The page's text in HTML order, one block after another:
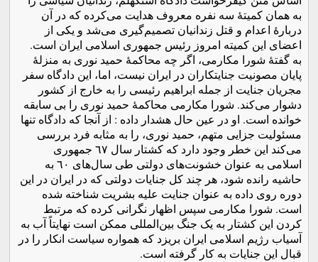
به همان کمیتۀ سه نفره معروف هدایت می‌کرده که در آن
دربارۀ اعدام و قتل زندانیان تصمیم‌گیری می‌شد و یکی از
اعضای این کمیته امروز رئیس جمهوری اسلامی ایران است.
به گفتۀ شورا مکارمی، اگر چه محاکمۀ حمید نوری به منزلۀ
پایان مصونیت جنایتکاران در ایران نیست، اما، این دادگاه سفر
مجریان جنایت از جمله ابراهیم رئیسی را به خارج از کشور
دشوار می‌کند. شورا مکارمی محاکمۀ حمید نوری را بی سابقه
خوانده است. او در عین حال هشدار داده : از آنجا که دادگاه تنها
مسئولیت جزایی متهم، حمید نوری، را به مثابه فرد بررسی
می‌کند این خطر وجود دارد که کشتار سال ٦٧ جمهوری
اسلامی به عنوان خشونت‌های دولتی طی سال‌های ٦٠ به
حاشیه رانده شود، هر چند کل جنایات دولتی که در ایران در این
دوره روی داده به عنوان جنایت علیه بشریت شناخته شده‌
است. شورا مکارمی سپس اظهار نگرانی کرده که مرتبط
کردن این کشتار به یک جنگ بین‌المللی ممکن است نهایتاً آب به
آسیاب رژیم اسلامی ایران بریزد که همواره سیاست انکار را در
قبال این جنایات به کار گرفته است.